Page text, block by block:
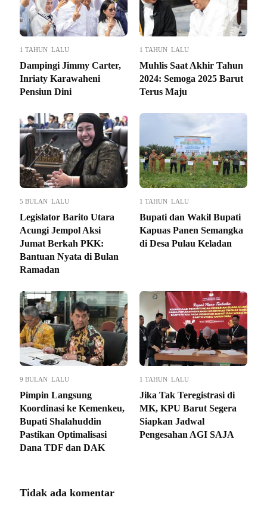
1 TAHUN LALU
Dampingi Jimmy Carter,
Inriaty Karawaheni
Pensiun Dini
1 TAHUN LALU
Muhlis Saat Akhir Tahun
2024: Semoga 2025 Barut
Terus Maju
5 BULAN LALU
Legislator Barito Utara
Acungi Jempol Aksi
Jumat Berkah PKK:
Bantuan Nyata di Bulan
Ramadan
1 TAHUN LALU
Bupati dan Wakil Bupati
Kapuas Panen Semangka
di Desa Pulau Keladan
9 BULAN LALU
Pimpin Langsung
Koordinasi ke Kemenkeu,
Bupati Shalahuddin
Pastikan Optimalisasi
Dana TDF dan DAK
1 TAHUN LALU
Jika Tak Teregistrasi di
MK, KPU Barut Segera
Siapkan Jadwal
Pengesahan AGI SAJA
Tidak ada komentar